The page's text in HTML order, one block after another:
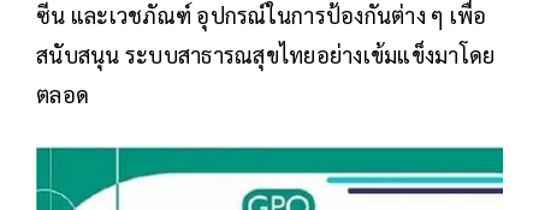
ซีน และเวชภัณฑ์ อุปกรณ์ในการป้องกันต่าง ๆ เพื่อ
สนับสนุน ระบบสาธารณสุขไทยอย่างเข้มแข็งมาโดย
ตลอด